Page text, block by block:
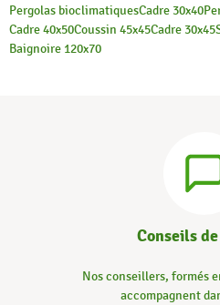
Pergolas bioclimatiquesCadre 30x40
Cadre 40x50Coussin 45x45Cadre 30x45
Baignoire 120x70
Conseils
Nos conseillers, formés
accompagnent